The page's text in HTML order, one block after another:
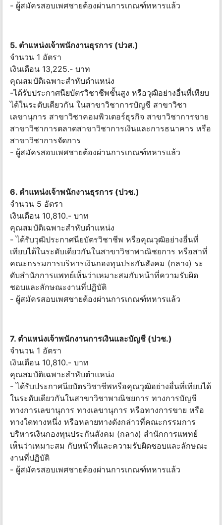
- ผู้สมัครสอบเพศชายต้องผ่านการเกณฑ์ทหารแล้ว
5. ตําแหน่งเจ้าพนักงานธุรการ (ปวส.)
จํานวน 1 อัตรา
เงินเดือน 13,225.- บาท
คุณสมบัติเฉพาะสำหับตำแหน่ง
-ได้รับประกาศนียบัตรวิชาชีพชั้นสูง หรือวุฒิอย่างอื่นที่เทียบ
ได้ในระดับเดียวกัน ในสาขาวิชาการบัญชี สาขาวิชา
เลขานุการ สาขาวิชาคอมพิวเตอร์ธุรกิจ สาขาวิชาการขาย
สาขาวิชาการตลาดสาขาวิชาการเงินและการธนาคาร หรือ
สาขาวิชาการจัดการ
- ผู้สมัครสอบเพศชายต้องผ่านการเกณฑ์ทหารแล้ว
6. ตําแหน่งเจ้าพนักงานธุรการ (ปวช.)
จํานวน 5 อัตรา
เงินเดือน 10,810.- บาท
คุณสมบัติเฉพาะสำหับตำแหน่ง
- ได้รับวุฒิประกาศนียบัตรวิชาชีพ หรือคุณวุฒิอย่างอื่นที่
เทียบได้ในระดับเดียวกันในสาขาวิชาพาณิชยการ หรือสาที่
คณะกรรมการบริหารเงินกองทุนประกันสังคม (กลาง) ระ
ดับสํานักการแพทย์เห็นว่าเหมาะสมกับหน้าที่ความรับผิด
ชอบและลักษณะงานที่ปฏิบัติ
- ผู้สมัครสอบเพศชายต้องผ่านการเกณฑ์ทหารแล้ว
7. ตําแหน่งเจ้าพนักงานการเงินและบัญชี (ปวช.)
จํานวน 1 อัตรา
เงินเดือน 10,810.- บาท
คุณสมบัติเฉพาะสำหับตำแหน่ง
- ได้รับประกาศนียบัตรวิชาชีพหรือคุณวุฒิอย่างอื่นที่เทียบได้
ในระดับเดียวกันในสาขาวิชาพาณิชยการ ทางการบัญชี
ทางการเลขานุการ ทางเลขานุการ หรือทางการขาย หรือ
ทางใดทางหนึ่ง หรือหลายทางดังกล่าวที่คณะกรรมการ
บริหารเงินกองทุนประกันสังคม (กลาง) สํานักการแพทย์
เห็นว่าเหมาะสม กับหน้าที่และความรับผิดชอบและลักษณะ
งานที่ปฏิบัติ
- ผู้สมัครสอบเพศชายต้องผ่านการเกณฑ์ทหารแล้ว